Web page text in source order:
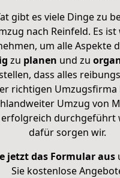
gibt es viele Dinge zu
nach Reinfeld. Es
um alle Aspekte
zu planen und zu
dass alles
richtigen Umzugsfirma
Umzug von
erfolgreich durchgeführt
dafür sorgen wir.
jetzt das Formular aus
Sie kostenlose